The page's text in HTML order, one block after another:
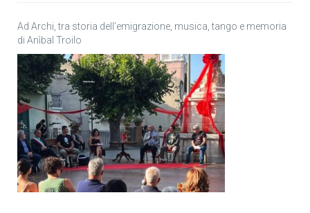
Ad Archi, tra storia dell’emigrazione, musica, tango e memoria
di Anìbal Troilo